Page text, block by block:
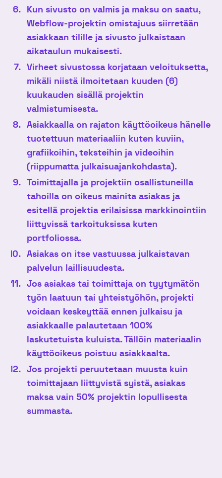
Kun sivusto on valmis ja maksu on saatu,
Webflow-projektin omistajuus siirretään
asiakkaan tilille ja sivusto julkaistaan
aikataulun mukaisesti.
Virheet sivustossa korjataan veloituksetta,
mikäli niistä ilmoitetaan kuuden (6)
kuukauden sisällä projektin
valmistumisesta.
Asiakkaalla on rajaton käyttöoikeus hänelle
tuotettuun materiaaliin kuten kuviin,
grafiikoihin, teksteihin ja videoihin
(riippumatta julkaisuajankohdasta).
Toimittajalla ja projektiin osallistuneilla
tahoilla on oikeus mainita asiakas ja
esitellä projektia erilaisissa markkinointiin
liittyvissä tarkoituksissa kuten
portfoliossa.
Asiakas on itse vastuussa julkaistavan
palvelun laillisuudesta.
Jos asiakas tai toimittaja on tyytymätön
työn laatuun tai yhteistyöhön, projekti
voidaan keskeyttää ennen julkaisu ja
asiakkaalle palautetaan 100%
laskutetuista kuluista.Tällöin materiaalin
käyttöoikeus poistuu asiakkaalta.
Jos projekti peruutetaan muusta kuin
toimittajaan liittyvistä syistä, asiakas
maksa vain 50% projektin lopullisesta
summasta.